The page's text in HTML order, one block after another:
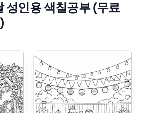
성인용 색칠공부 (무료